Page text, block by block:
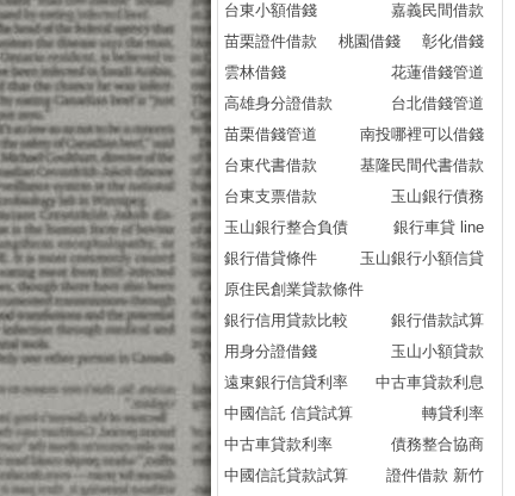
台東小額借錢
嘉義民間借款
苗栗證件借款
桃園借錢
彰化借錢
雲林借錢
花蓮借錢管道
高雄身分證借款
台北借錢管道
苗栗借錢管道
南投哪裡可以借錢
台東代書借款
基隆民間代書借款
台東支票借款
玉山銀行債務
玉山銀行整合負債
銀行車貸 line
銀行借貸條件
玉山銀行小額信貸
原住民創業貸款條件
銀行信用貸款比較
銀行借款試算
用身分證借錢
玉山小額貸款
遠東銀行信貸利率
中古車貸款利息
中國信託 信貸試算
轉貸利率
中古車貸款利率
債務整合協商
中國信託貸款試算
證件借款 新竹